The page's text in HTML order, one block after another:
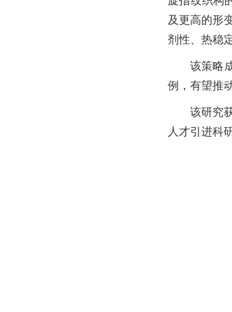
及更高的形
剂性、热稳
该策略
例，有望推
该研究
人才引进科